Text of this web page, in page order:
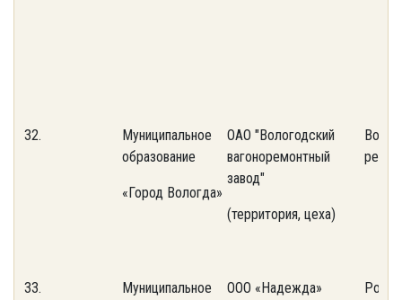
32.
Муниципальное
образование
«Город Вологда»
ОАО "Вологодский
вагоноремонтный
завод"
(территория, цеха)
33.
Муниципальное
ООО «Надежда»